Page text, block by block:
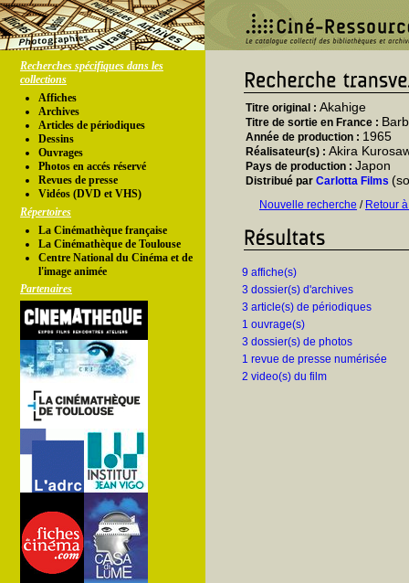
Recherches spécifiques dans les
collections
Affiches
Archives
Articles de périodiques
Dessins
Ouvrages
Photos en accés réservé
Revues de presse
Vidéos (DVD et VHS)
Répertoires
La Cinémathèque française
La Cinémathèque de Toulouse
Centre National du Cinéma et de
l'image animée
Partenaires
Titre original : Akahige
Titre de sortie en France :
Année de production : 1965
Réalisateur(s) : Akira
Pays de production : Japon
Distribué par Carlotta Films
Nouvelle recherche / Retour
9 affiche(s)
3 dossier(s) d'archives
3 article(s) de périodiques
1 ouvrage(s)
3 dossier(s) de photos
1 revue de presse numérisée
2 video(s) du film